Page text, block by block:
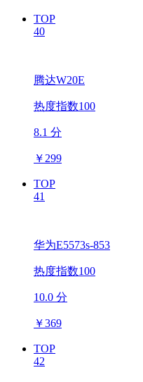
TOP
40
腾达W20E
热度指数100
8.1 分
￥ 299
TOP
41
华为E5573s-853
热度指数100
10.0 分
￥369
TOP
42